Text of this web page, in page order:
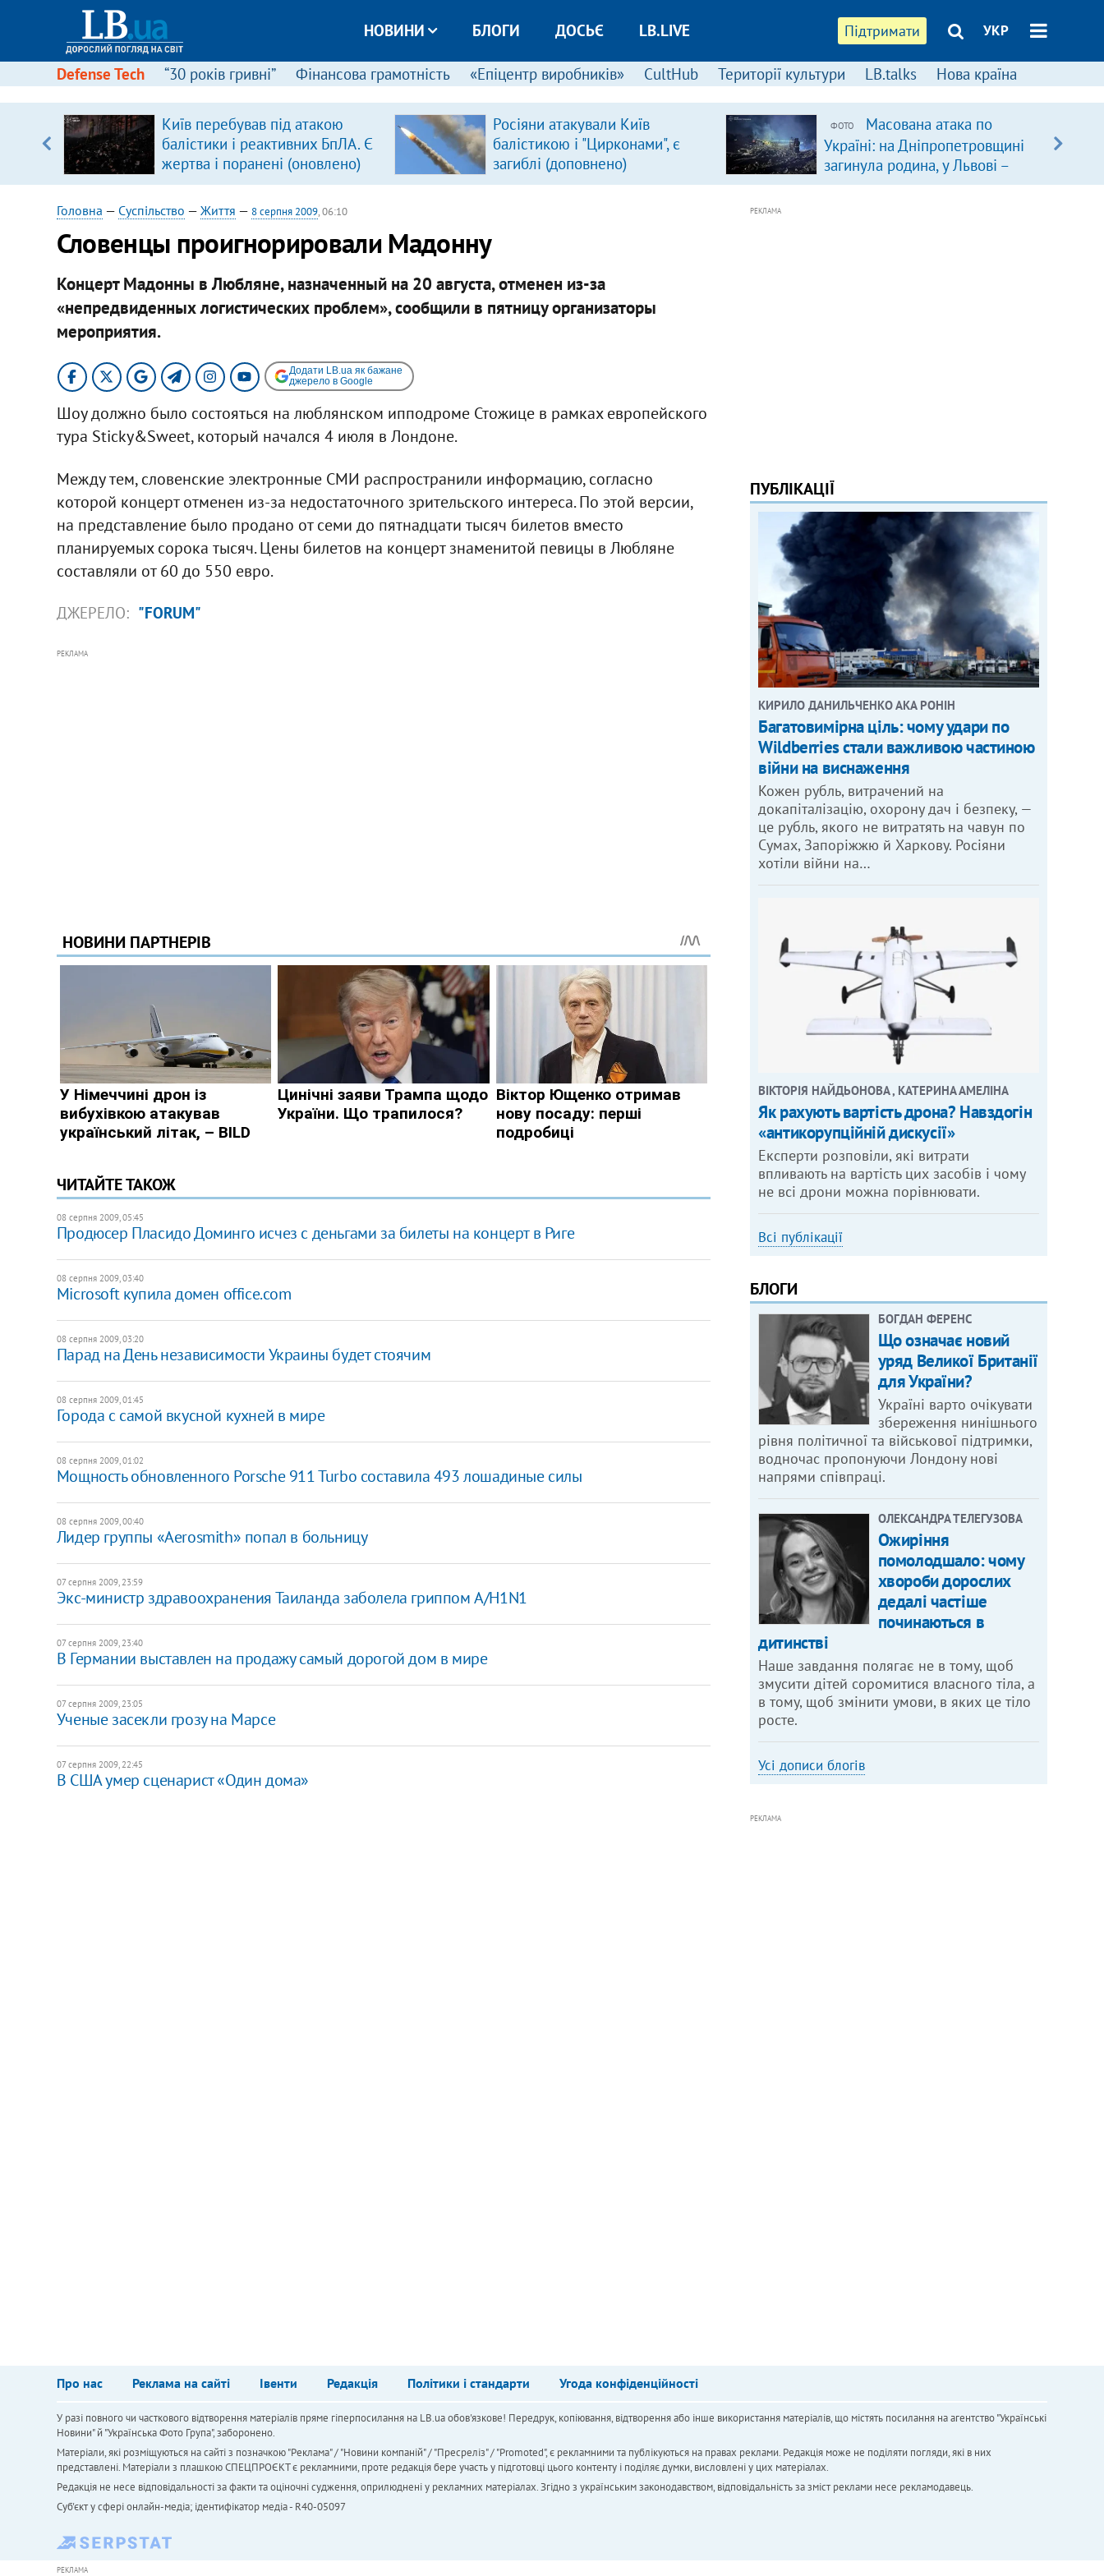
Підтримати УКР
НОВИНИ БЛОГИ ДОСЬЄ LB.LIVE
Defense Tech “30 років гривні” Фінансова грамотність «Епіцентр виробників» CultHub Території культури LB.talks Нова країна
Київ перебував під атакою
балістики і реактивних БпЛА. Є
жертва і поранені (оновлено)
Росіяни атакували Київ
балістикою і "Цирконами", є
загиблі (доповнено)
ФОТО
Масована атака по
Україні: на Дніпропетровщині
загинула родина, у Львові –
удар по багатоповерхівках
Головна — Суспільство — Життя — 8 серпня 2009, 06:10
Словенцы проигнорировали Мадонну
Концерт Мадонны в Любляне, назначенный на 20 августа, отменен из-за
«непредвиденных логистических проблем», сообщили в пятницу организаторы
мероприятия.
Додати LB.ua як бажане
джерело в Google
Шоу должно было состояться на люблянском ипподроме Стожице в рамках европейского
тура Sticky&Sweet, который начался 4 июля в Лондоне.
Между тем, словенские электронные СМИ распространили информацию, согласно
которой концерт отменен из-за недостаточного зрительского интереса. По этой версии,
на представление было продано от семи до пятнадцати тысяч билетов вместо
планируемых сорока тысяч. Цены билетов на концерт знаменитой певицы в Любляне
составляли от 60 до 550 евро.
ДЖЕРЕЛО: "FORUM"
РЕКЛАМА
ЧИТАЙТЕ ТАКОЖ
08 серпня 2009, 05:45
Продюсер Пласидо Доминго исчез с деньгами за билеты на концерт в Риге
08 серпня 2009, 03:40
Microsoft купила домен office.com
08 серпня 2009, 03:20
Парад на День независимости Украины будет стоячим
08 серпня 2009, 01:45
Города с самой вкусной кухней в мире
08 серпня 2009, 01:02
Мощность обновленного Porsche 911 Turbo составила 493 лошадиные силы
08 серпня 2009, 00:40
Лидер группы «Aerosmith» попал в больницу
07 серпня 2009, 23:59
Экс-министр здравоохранения Таиланда заболела гриппом A/H1N1
07 серпня 2009, 23:40
В Германии выставлен на продажу самый дорогой дом в мире
07 серпня 2009, 23:05
Ученые засекли грозу на Марсе
07 серпня 2009, 22:45
В США умер сценарист «Один дома»
РЕКЛАМА
ПУБЛІКАЦІЇ
КИРИЛО ДАНИЛЬЧЕНКО АКА РОНІН
Багатовимірна ціль: чому удари по
Wildberries стали важливою частиною
війни на виснаження
Кожен рубль, витрачений на
докапіталізацію, охорону дач і безпеку, —
це рубль, якого не витратять на чавун по
Сумах, Запоріжжю й Харкову. Росіяни
хотіли війни на…
ВІКТОРІЯ НАЙДЬОНОВА , КАТЕРИНА АМЕЛІНА
Як рахують вартість дрона? Навздогін
«антикорупційній дискусії»
Експерти розповіли, які витрати
впливають на вартість цих засобів і чому
не всі дрони можна порівнювати.
Всі публікації
БЛОГИ
БОГДАН ФЕРЕНС
Що означає новий
уряд Великої Британії
для України?
Україні варто очікувати
збереження нинішнього
рівня політичної та військової підтримки,
водночас пропонуючи Лондону нові
напрями співпраці.
ОЛЕКСАНДРА ТЕЛЕГУЗОВА
Ожиріння
помолодшало: чому
хвороби дорослих
дедалі частіше
починаються в
дитинстві
Наше завдання полягає не в тому, щоб
змусити дітей соромитися власного тіла, а
в тому, щоб змінити умови, в яких це тіло
росте.
Усі дописи блогів
РЕКЛАМА
Про нас Реклама на сайті Івенти Редакція Політики і стандарти Угода конфіденційності
У разі повного чи часткового відтворення матеріалів пряме гіперпосилання на LB.ua обов'язкове! Передрук, копіювання, відтворення або інше використання матеріалів, що містять посилання на агентство "Українськi
Новини" й "Українська Фото Група", заборонено.
Матеріали, які розміщуються на сайті з позначкою "Реклама" / "Новини компаній" / "Пресреліз" / "Promoted", є рекламними та публікуються на правах реклами. Редакція може не поділяти погляди, які в них
представлені. Матеріали з плашкою СПЕЦПРОЄКТ є рекламними, проте редакція бере участь у підготовці цього контенту і поділяє думки, висловлені у цих матеріалах.
Редакція не несе відповідальності за факти та оціночні судження, оприлюднені у рекламних матеріалах. Згідно з українським законодавством, відповідальність за зміст реклами несе рекламодавець.
Cуб'єкт у сфері онлайн-медіа; ідентифікатор медіа - R40-05097
РЕКЛАМА